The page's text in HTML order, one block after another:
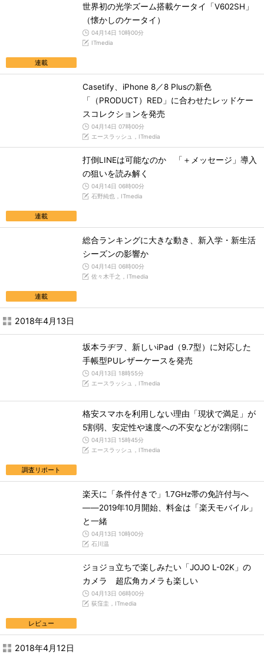
連載
世界初の光学ズーム搭載ケータイ「V602SH」
（懐かしのケータイ）
04月14日 10時00分
ITmedia
Casetify、iPhone 8／8 Plusの新色
「（PRODUCT）RED」に合わせたレッドケー
スコレクションを発売
04月14日 07時00分
エースラッシュ，ITmedia
連載
打倒LINEは可能なのか 「＋メッセージ」導入
の狙いを読み解く
04月14日 06時00分
石野純也，ITmedia
連載
総合ランキングに大きな動き、新入学・新生活
シーズンの影響か
04月14日 06時00分
佐々木千之，ITmedia
2018年4月13日
坂本ラヂヲ、新しいiPad（9.7型）に対応した
手帳型PUレザーケースを発売
04月13日 18時55分
エースラッシュ，ITmedia
調査リポート
格安スマホを利用しない理由「現状で満足」が
5割弱、安定性や速度への不安などが2割弱に
04月13日 15時45分
エースラッシュ，ITmedia
楽天に「条件付きで」1.7GHz帯の免許付与へ
――2019年10月開始、料金は「楽天モバイル」
と一緒
04月13日 10時00分
石川温
レビュー
ジョジョ立ちで楽しみたい「JOJO L-02K」の
カメラ 超広角カメラも楽しい
04月13日 06時00分
荻窪圭，ITmedia
2018年4月12日